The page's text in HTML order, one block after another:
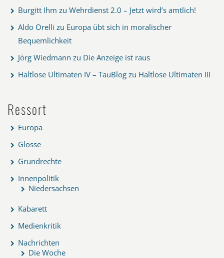
Burgitt Ihm zu Wehrdienst 2.0 – Jetzt wird’s amtlich!
Aldo Orelli zu Europa übt sich in moralischer
Bequemlichkeit
Jörg Wiedmann zu Die Anzeige ist raus
Haltlose Ultimaten IV – TauBlog zu Haltlose Ultimaten III
Ressort
Europa
Glosse
Grundrechte
Innenpolitik
Niedersachsen
Kabarett
Medienkritik
Nachrichten
Die Woche